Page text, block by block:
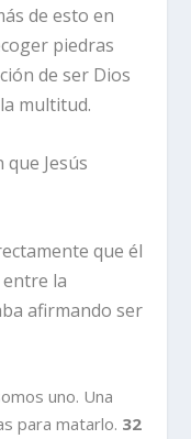
de esto en
piedras
de ser Dios
multitud.
Jesús
que él
la
afirmando ser
uno. Una
para matarlo. 32